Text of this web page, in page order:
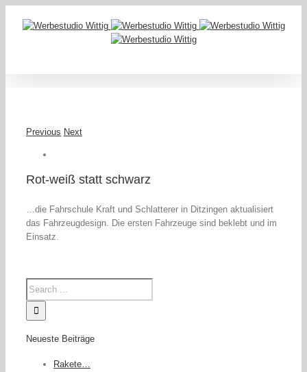
Previous Next
Rot-weiß statt schwarz
…die Fahrschule Kraft und Schlatterer in Ditzingen aktualisiert
das Fahrzeugdesign. Die ersten Fahrzeuge sind beklebt und im
Einsatz.
Neueste Beiträge
Rakete…